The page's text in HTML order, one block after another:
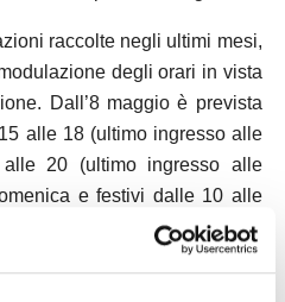
raccolte negli ultimi mesi,
degli orari in vista
Dall’8 maggio è prevista
alle 18 (ultimo ingresso alle
20 (ultimo ingresso alle
e festivi dalle 10 alle
Si conferma la gratuità la
Per tutte le informazioni si